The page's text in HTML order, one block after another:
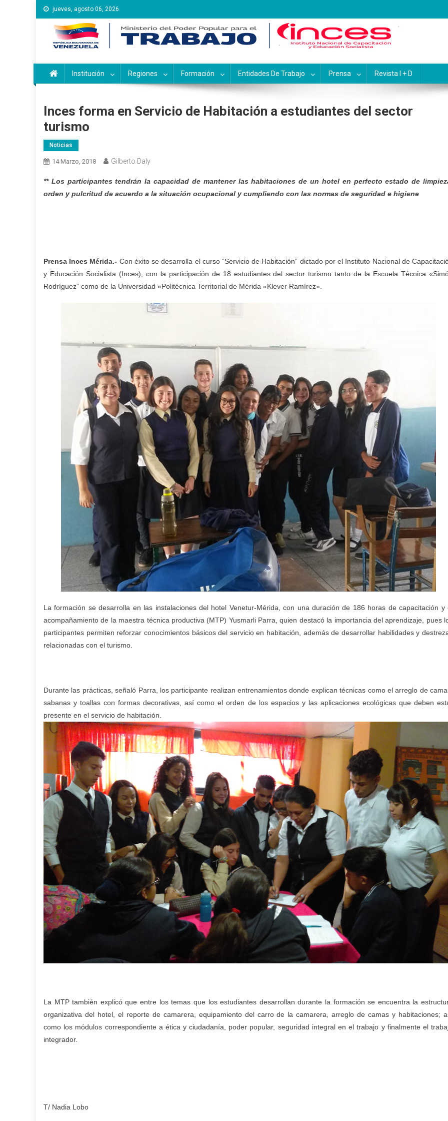
Saltar
al
contenido
jueves, agosto 06, 2026
Instituto Nacional de Capacitación y Educación
Inces
Institución Regiones Formación Entidades De Trabajo Prensa Revista I + D
Inces forma en Servicio de Habitación a estudiantes del sector
turismo
Noticias
14 Marzo, 2018 Gilberto Daly
** Los participantes tendrán la capacidad de mantener las habitaciones de un hotel en perfecto estado de
orden y pulcritud de acuerdo a la situación ocupacional y cumpliendo con las normas de seguridad e higiene
Prensa Inces Mérida.- Con éxito se desarrolla el curso “Servicio de Habitación” dictado por el Instituto Nacional de
y Educación Socialista (Inces), con la participación de 18 estudiantes del sector turismo tanto de la Escuela Técnica
Rodríguez” como de la Universidad «Politécnica Territorial de Mérida «Klever Ramírez».
La formación se desarrolla en las instalaciones del hotel Venetur-Mérida, con una duración de 186 horas de capacitación y
acompañamiento de la maestra técnica productiva (MTP) Yusmarli Parra, quien destacó la importancia del aprendizaje, pues
participantes permiten reforzar conocimientos básicos del servicio en habitación, además de desarrollar habilidades y
relacionadas con el turismo.
Durante las prácticas, señaló Parra, los participante realizan entrenamientos donde explican técnicas como el arreglo de
sabanas y toallas con formas decorativas, así como el orden de los espacios y las aplicaciones ecológicas que deben
presente en el servicio de habitación.
La MTP también explicó que entre los temas que los estudiantes desarrollan durante la formación se encuentra la
organizativa del hotel, el reporte de camarera, equipamiento del carro de la camarera, arreglo de camas y habitaciones;
como los módulos correspondiente a ética y ciudadanía, poder popular, seguridad integral en el trabajo y finalmente el
integrador.
T/ Nadia Lobo